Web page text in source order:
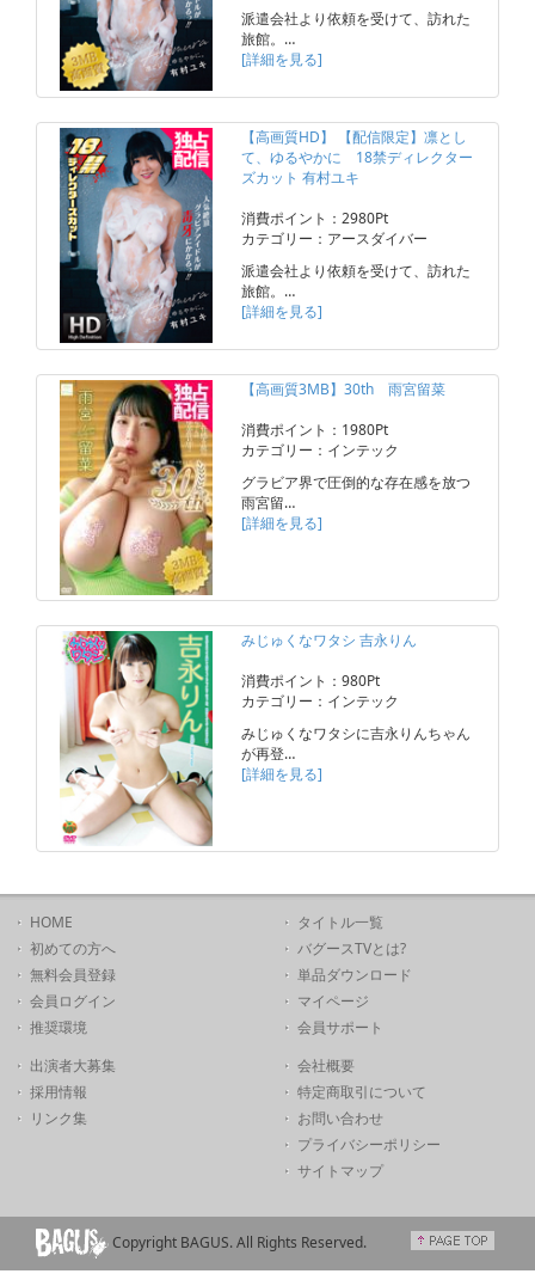
派遣会社より依頼を受けて、訪れた
旅館。…
[詳細を見る]
【高画質HD】 【配信限定】凛とし
て、ゆるやかに 18禁ディレクター
ズカット 有村ユキ
消費ポイント：2980Pt
カテゴリー：アースダイバー
派遣会社より依頼を受けて、訪れた
旅館。…
[詳細を見る]
【高画質3MB】30th 雨宮留菜
消費ポイント：1980Pt
カテゴリー：インテック
グラビア界で圧倒的な存在感を放つ
雨宮留…
[詳細を見る]
みじゅくなワタシ 吉永りん
消費ポイント：980Pt
カテゴリー：インテック
みじゅくなワタシに吉永りんちゃん
が再登…
[詳細を見る]
HOME
初めての方へ
無料会員登録
会員ログイン
推奨環境
タイトル一覧
バグースTVとは?
単品ダウンロード
マイページ
会員サポート
出演者大募集
採用情報
リンク集
会社概要
特定商取引について
お問い合わせ
プライバシーポリシー
サイトマップ
Copyright BAGUS. All Rights Reserved.